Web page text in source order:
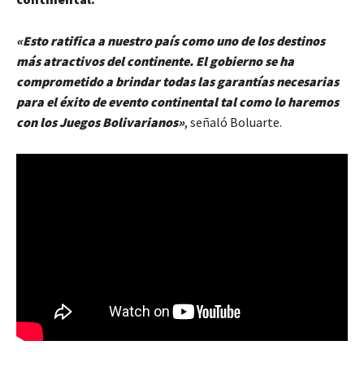
«Esto ratifica a nuestro país como uno de los destinos
más atractivos del continente. El gobierno se ha
comprometido a brindar todas las garantías necesarias
para el éxito de evento continental tal como lo haremos
con los Juegos Bolivarianos», señaló Boluarte.